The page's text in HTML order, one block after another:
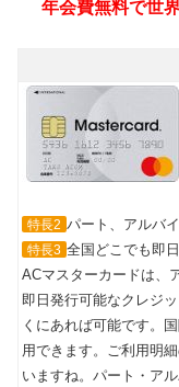
特長2 パート、アルバ
特長3 全国どこでも即
ACマスターカードは、
即日発行可能なクレジ
くにあれば可能です。
用できます。ご利用明
いますね。パート・ア